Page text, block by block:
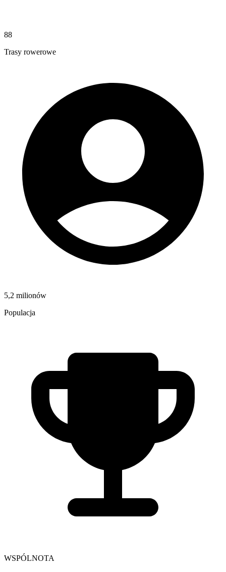
88
Trasy rowerowe
5,2 milionów
Populacja
WSPÓLNOTA